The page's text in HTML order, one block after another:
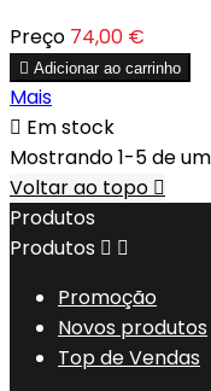
Preço 74,00 €
 Adicionar ao carrinho
Mais
 Em stock
Mostrando 1-5 de
Voltar ao topo 
Produtos
Produtos  
Promoção
Novos produtos
Top de Vendas